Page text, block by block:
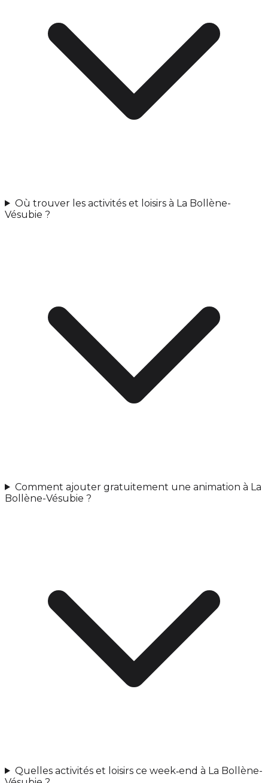
Où trouver les activités et loisirs à La Bollène-
Vésubie ?
Comment ajouter gratuitement une animation à La
Bollène-Vésubie ?
Quelles activités et loisirs ce week‑end à La Bollène-